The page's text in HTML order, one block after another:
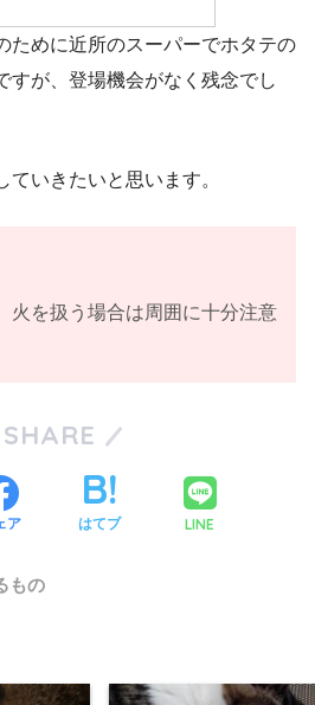
ために近所のスーパーでホタテの
すが、登場機会がなく残念でし
いきたいと思います。
火を扱う場合は周囲に十分注意
SHARE
ア はてブ LINE
もの